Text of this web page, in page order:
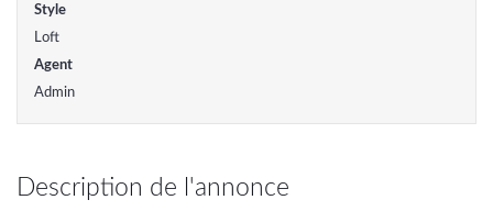
Style
Loft
Agent
Admin
Description de l'annonce